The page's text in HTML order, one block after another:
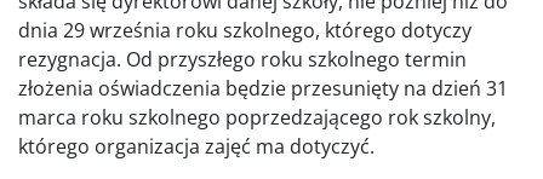
dnia 29 września roku szkolnego, którego dotyczy
rezygnacja. Od przyszłego roku szkolnego termin
złożenia oświadczenia będzie przesunięty na dzień 31
marca roku szkolnego poprzedzającego rok szkolny,
którego organizacja zajęć ma dotyczyć.